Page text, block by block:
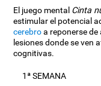
El juego mental Cinta
estimular el potencial
cerebroa reponerse
lesiones donde se ven
cognitivas.
1ª SEMANA